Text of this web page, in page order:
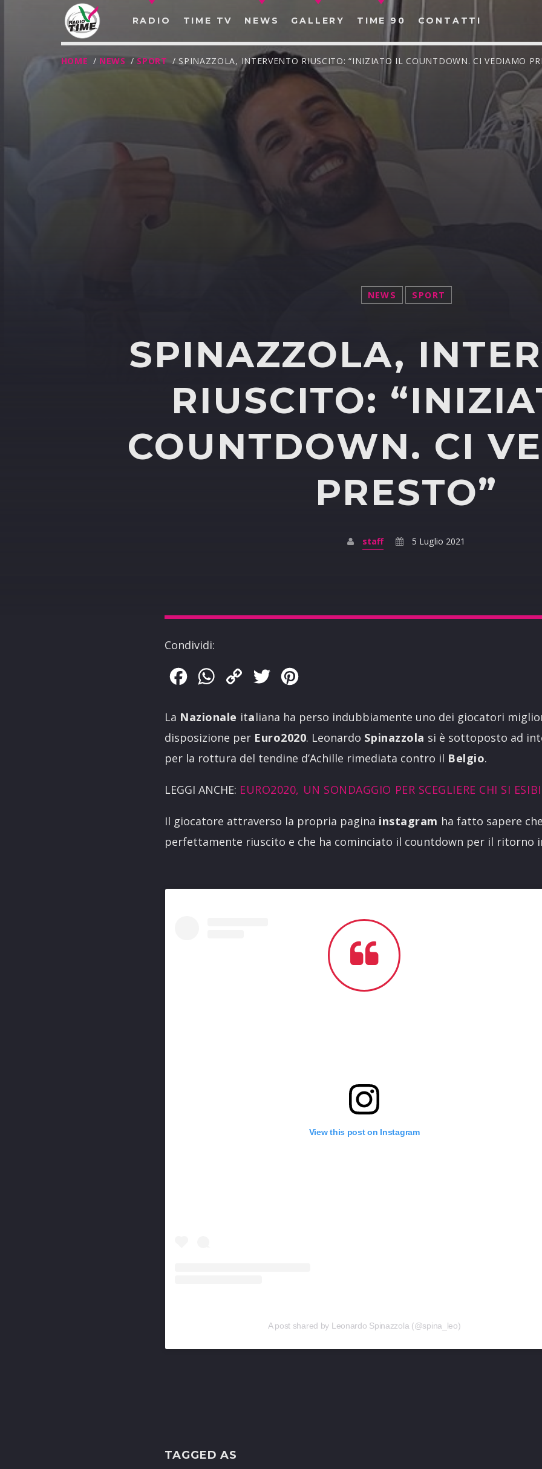
RADIO TIME TV NEWS GALLERY TIME 90 CONTATTI
CERCA NEL SITO WEB:
HOME / NEWS / SPORT / SPINAZZOLA, INTERVENTO RIUSCITO: “INIZIATO IL COUNTDOWN. CI VEDIAMO
NEWS SPORT
SPINAZZOLA,
RIUSCITO:
COUNTDOWN. CI
PRESTO”
staff 5 Luglio 2021
Condividi:
FacebookWhatsApp
Copy
Twitter
La Nazionale italiana ha perso indubbiamente uno dei giocatori
disposizione per Euro2020. Leonardo Spinazzola si è sottoposto ad
per la rottura del tendine d’Achille rimediata contro il Belgio.
LEGGI ANCHE: EURO2020, UN SONDAGGIO PER SCEGLIERE CHI SI
Il giocatore attraverso la propria pagina instagram ha fatto sapere
perfettamente riuscito e che ha cominciato il countdown per il ritorno
View this post on Instagram
A post shared by Leonardo Spinazzola (@spina_leo)
TAGGED AS